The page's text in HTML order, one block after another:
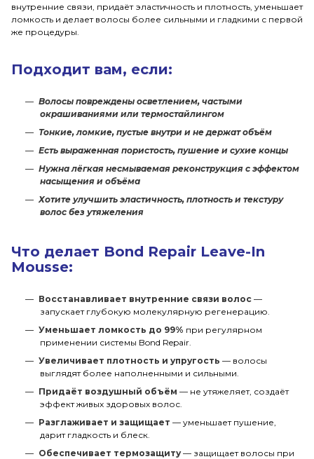
внутренние связи, придаёт эластичность и плотность, уменьшает
ломкость и делает волосы более сильными и гладкими с первой
же процедуры.
Подходит вам, если:
Волосы повреждены осветлением, частыми
окрашиваниями или термостайлингом
Тонкие, ломкие, пустые внутри и не держат объём
Есть выраженная пористость, пушение и сухие концы
Нужна лёгкая несмываемая реконструкция с эффектом
насыщения и объёма
Хотите улучшить эластичность, плотность и текстуру
волос без утяжеления
Что делает Bond Repair Leave-In
Mousse:
Восстанавливает внутренние связи волос —
запускает глубокую молекулярную регенерацию.
Уменьшает ломкость до 99% при регулярном
применении системы Bond Repair.
Увеличивает плотность и упругость — волосы
выглядят более наполненными и сильными.
Придаёт воздушный объём — не утяжеляет, создаёт
эффект живых здоровых волос.
Разглаживает и защищает — уменьшает пушение,
дарит гладкость и блеск.
Обеспечивает термозащиту— защищает волосы при